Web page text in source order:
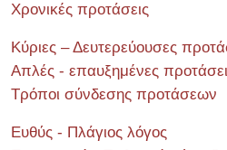
Χρονικές προτάσεις
Κύριες – Δευτερεύουσες
Απλές - επαυξημένες
Τρόποι σύνδεσης προτάσεων
Ευθύς - Πλάγιος λόγος